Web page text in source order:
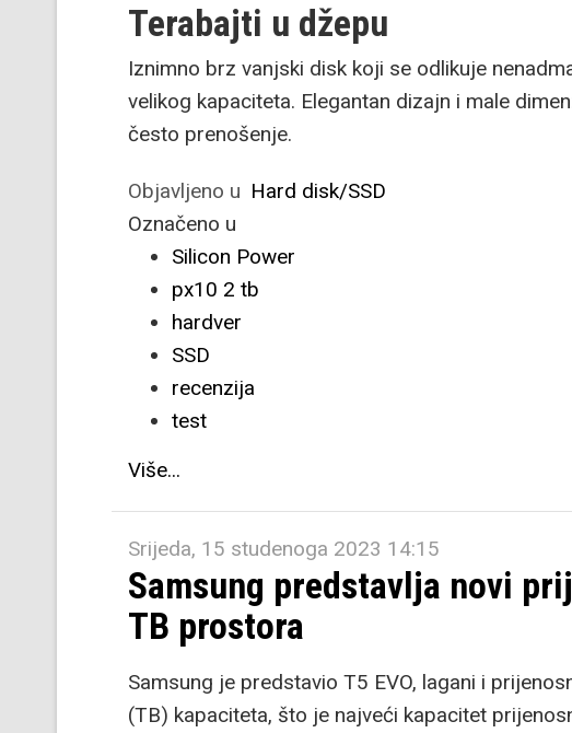
Terabajti u džepu
Iznimno brz vanjski disk koji se odlikuje
velikog kapaciteta. Elegantan dizajn i male
često prenošenje.
Objavljeno u Hard disk/SSD
Označeno u
Silicon Power
px10 2 tb
hardver
SSD
recenzija
test
Više...
Srijeda, 15 studenoga 2023 14:15
Samsung predstavlja novi
TB prostora
Samsung je predstavio T5 EVO, lagani i
(TB) kapaciteta, što je najveći kapacitet